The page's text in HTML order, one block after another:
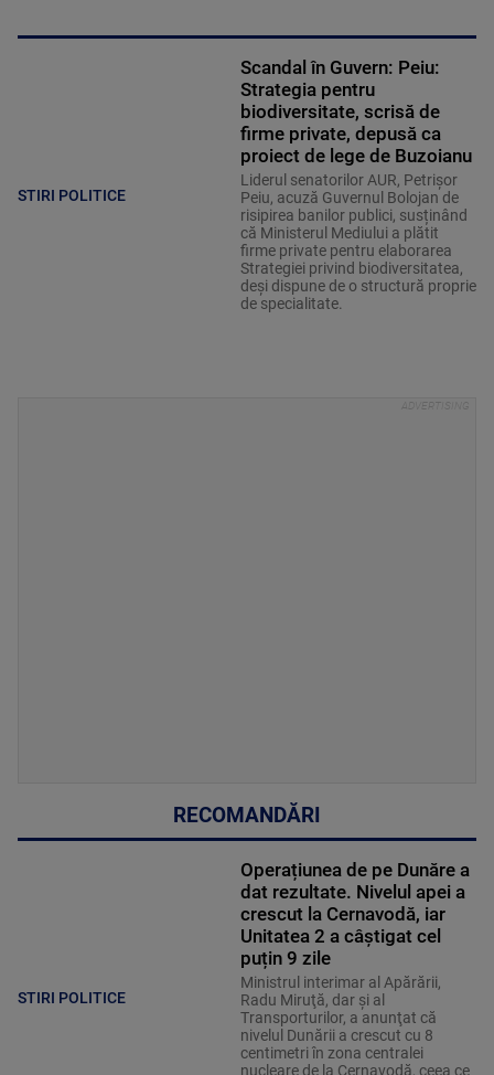
STIRI POLITICE
Scandal în Guvern: Peiu:
Strategia pentru
biodiversitate, scrisă de
firme private, depusă ca
proiect de lege de Buzoianu
Liderul senatorilor AUR, Petrișor
Peiu, acuză Guvernul Bolojan de
risipirea banilor publici, susținând
că Ministerul Mediului a plătit
firme private pentru elaborarea
Strategiei privind biodiversitatea,
deși dispune de o structură proprie
de specialitate.
RECOMANDĂRI
STIRI POLITICE
Operațiunea de pe Dunăre a
dat rezultate. Nivelul apei a
crescut la Cernavodă, iar
Unitatea 2 a câștigat cel
puțin 9 zile
Ministrul interimar al Apărării,
Radu Miruţă, dar şi al
Transporturilor, a anunţat că
nivelul Dunării a crescut cu 8
centimetri în zona centralei
nucleare de la Cernavodă, ceea ce